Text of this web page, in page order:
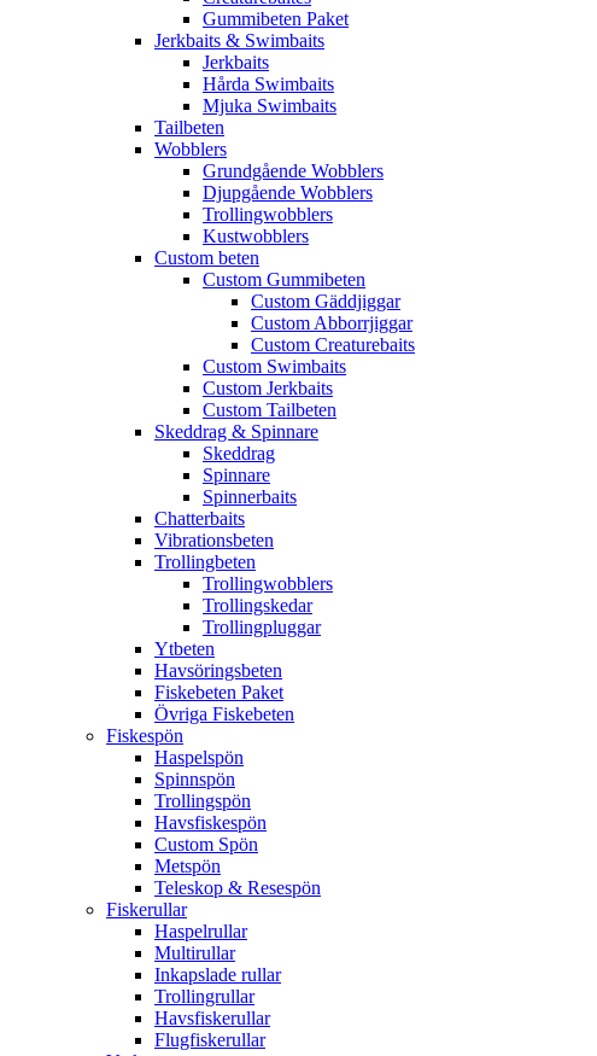
Gummibeten Paket
Jerkbaits & Swimbaits
Jerkbaits
Hårda Swimbaits
Mjuka Swimbaits
Tailbeten
Wobblers
Grundgående Wobblers
Djupgående Wobblers
Trollingwobblers
Kustwobblers
Custom beten
Custom Gummibeten
Custom Gäddjiggar
Custom Abborrjiggar
Custom Creaturebaits
Custom Swimbaits
Custom Jerkbaits
Custom Tailbeten
Skeddrag & Spinnare
Skeddrag
Spinnare
Spinnerbaits
Chatterbaits
Vibrationsbeten
Trollingbeten
Trollingwobblers
Trollingskedar
Trollingpluggar
Ytbeten
Havsöringsbeten
Fiskebeten Paket
Övriga Fiskebeten
Fiskespön
Haspelspön
Spinnspön
Trollingspön
Havsfiskespön
Custom Spön
Metspön
Teleskop & Resespön
Fiskerullar
Haspelrullar
Multirullar
Inkapslade rullar
Trollingrullar
Havsfiskerullar
Flugfiskerullar